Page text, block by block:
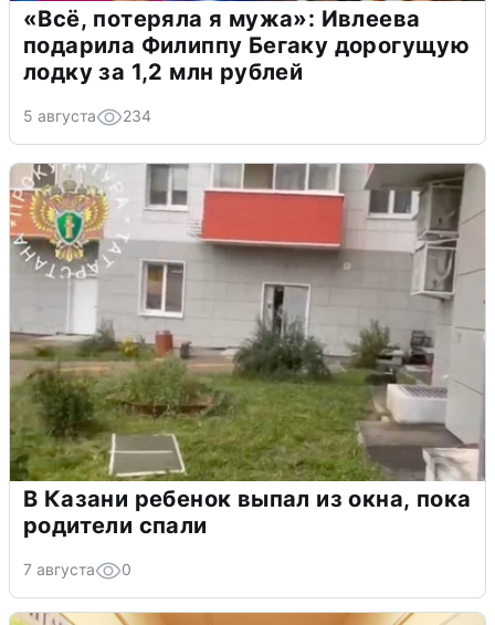
«Всё, потеряла я мужа»: Ивлеева
подарила Филиппу Бегаку дорогущую
лодку за 1,2 млн рублей
5 августа 234
В Казани ребенок выпал из окна, пока
родители спали
7 августа 0